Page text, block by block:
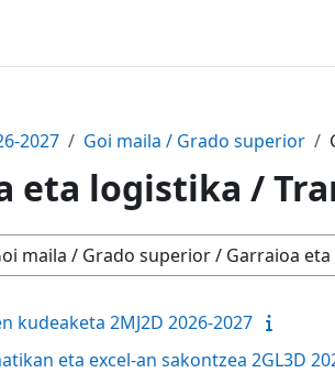
2027 Goi maila / Grado superior
eta logistika /
kudeaketa 2MJ2D 2026-2027
eta excel-an sakontzea 2GL3D